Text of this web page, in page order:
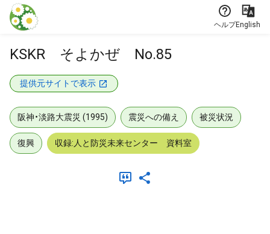
本文に飛ぶ
ヘルプEnglish
KSKR そよかぜ No.85
提供元サイトで表示
阪神・淡路大震災 (1995) 震災への備え 被災状況
復興 収録:人と防災未来センター 資料室